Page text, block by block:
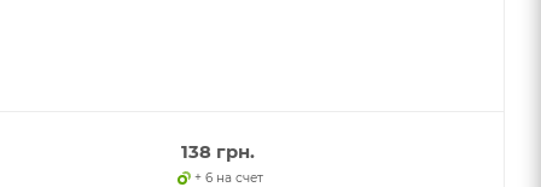
138 грн.
+ 6 на счет